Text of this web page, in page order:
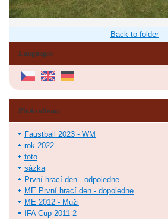
Back to folder
Languages
Photo album
Faustball 2023 - WM
rok 2022
foto
sázka
První hrací den - odpoledne
ME První hrací den - dopoledne
ME 2012 - Muži
IFA Cup 2011-2